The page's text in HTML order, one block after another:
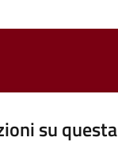
su questa